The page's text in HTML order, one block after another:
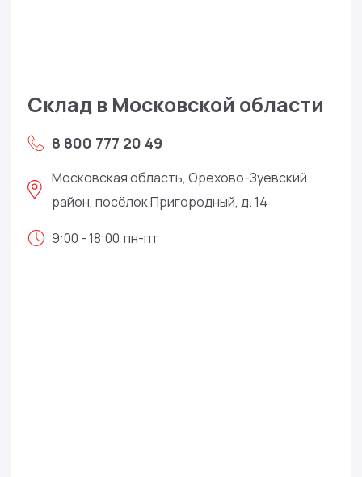
Склад в Московской области
8 800 777 20 49
Московская область, Орехово-Зуевский
район, посёлок Пригородный, д. 14
9:00 - 18:00